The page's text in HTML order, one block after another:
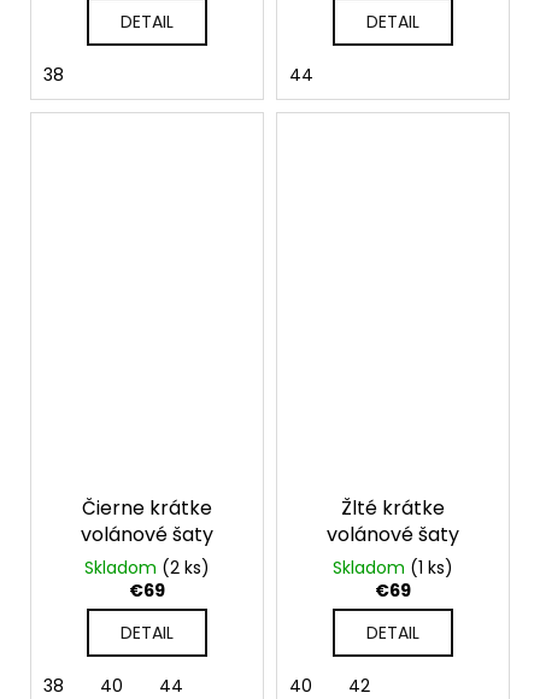
DETAIL
38
DETAIL
44
Čierne krátke
volánové šaty
Skladom (2 ks)
€69
DETAIL
38 40 44
Žlté krátke
volánové šaty
Skladom (1 ks)
€69
DETAIL
40 42